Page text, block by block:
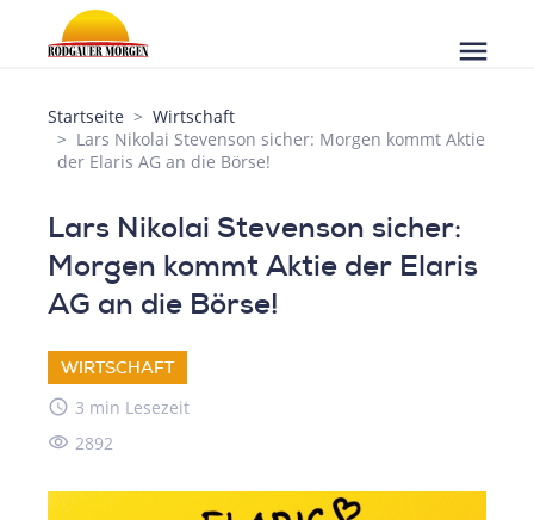
menu
Startseite
Wirtschaft
Lars Nikolai Stevenson sicher: Morgen kommt Aktie
der Elaris AG an die Börse!
Lars Nikolai Stevenson sicher:
Morgen kommt Aktie der Elaris
AG an die Börse!
WIRTSCHAFT
access_time 3 min Lesezeit
visibility 2892